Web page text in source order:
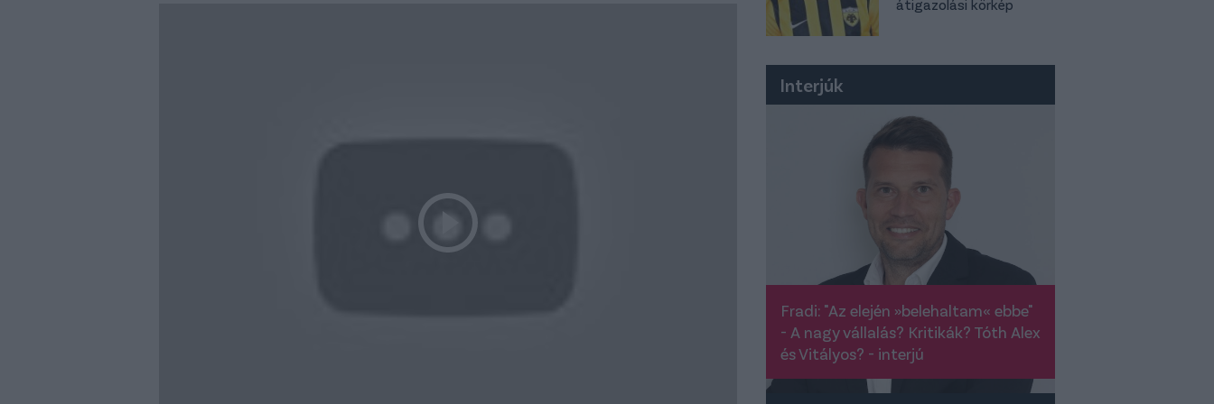
átigazolási körkép
Interjúk
Fradi: "Az elején »belehaltam« ebbe"
- A nagy vállalás? Kritikák? Tóth Alex
és Vitályos? - interjú